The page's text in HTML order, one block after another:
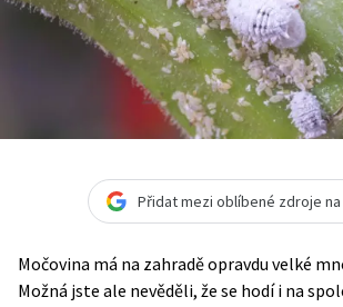
Přidat mezi oblíbené zdroje na
Močovina má na zahradě opravdu velké
Možná jste ale nevěděli, že se hodí i na